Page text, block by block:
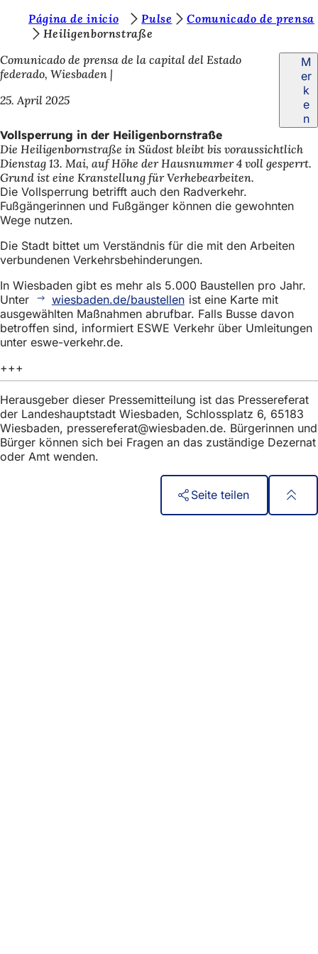
Inhalt anspringen
e
b
e
f
i
n
d
e
n
s
i
c
h
h
i
e
r
:
Página de inicio Pulse
Comunicado de prensa
Heiligenbornstraße
Comunicado de prensa de la capital del Estado
federado, Wiesbaden
25. April 2025
M
er
k
e
n
Vollsperrung in der Heiligenbornstraße
Die Heiligenbornstraße in Südost bleibt bis voraussichtlich
Dienstag 13. Mai, auf Höhe der Hausnummer 4 voll gesperrt.
Grund ist eine Kranstellung für Verhebearbeiten.
Die Vollsperrung betrifft auch den Radverkehr.
Fußgängerinnen und Fußgänger können die gewohnten
Wege nutzen.
Die Stadt bittet um Verständnis für die mit den Arbeiten
verbundenen Verkehrsbehinderungen.
In Wiesbaden gibt es mehr als 5.000 Baustellen pro Jahr.
Unter
wiesbaden.de/baustellen ist eine Karte mit
ausgewählten Maßnahmen abrufbar. Falls Busse davon
betroffen sind, informiert ESWE Verkehr über Umleitungen
unter eswe-verkehr.de.
+++
Herausgeber dieser Pressemitteilung ist das Pressereferat
der Landeshauptstadt Wiesbaden, Schlossplatz 6, 65183
Wiesbaden, pressereferat wiesbaden de. Bürgerinnen und
Bürger können sich bei Fragen an das zuständige Dezernat
oder Amt wenden.
Seite teilen